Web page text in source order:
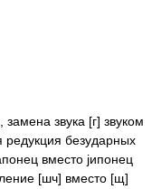
звука [г] звуком
безударных
вместо јипонец
[шч] вместо [щ]